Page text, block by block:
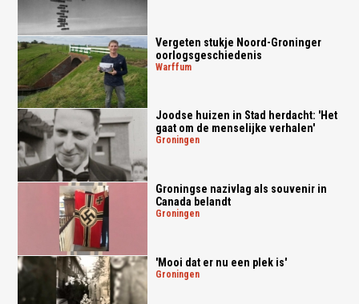
Vergeten stukje Noord-Groninger
oorlogsgeschiedenis
warffum
Joodse huizen in Stad herdacht: 'Het
gaat om de menselijke verhalen'
groningen
Groningse nazivlag als souvenir in
Canada belandt
groningen
'Mooi dat er nu een plek is'
groningen